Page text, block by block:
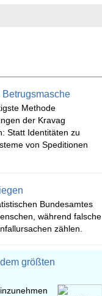
Betrugsmasche
Methode
der Kravag
Statt Identitäten zu
von Speditionen
Bundesamtes
während falsche
zählen.
größten